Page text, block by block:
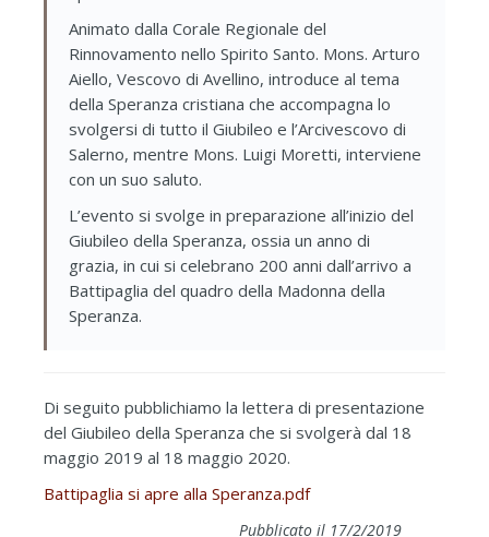
Animato dalla Corale Regionale del
Rinnovamento nello Spirito Santo. Mons. Arturo
Aiello, Vescovo di Avellino, introduce al tema
della Speranza cristiana che accompagna lo
svolgersi di tutto il Giubileo e l’Arcivescovo di
Salerno, mentre Mons. Luigi Moretti, interviene
con un suo saluto.
L’evento si svolge in preparazione all’inizio del
Giubileo della Speranza, ossia un anno di
grazia, in cui si celebrano 200 anni dall’arrivo a
Battipaglia del quadro della Madonna della
Speranza.
Di seguito pubblichiamo la lettera di presentazione
del Giubileo della Speranza che si svolgerà dal 18
maggio 2019 al 18 maggio 2020.
Battipaglia si apre alla Speranza.pdf
Pubblicato il 17/2/2019